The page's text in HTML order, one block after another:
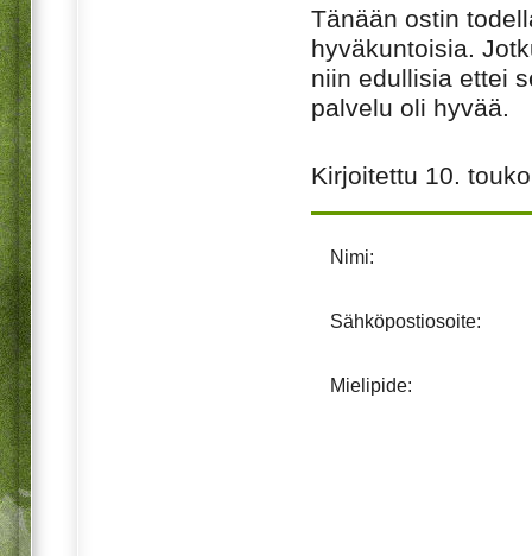
Tänään ostin
hyväkuntoisia.
niin edullisia ettei
palvelu oli hyvää.
Kirjoitettu 10.
Nimi:
Sähköpostiosoite:
Mielipide: